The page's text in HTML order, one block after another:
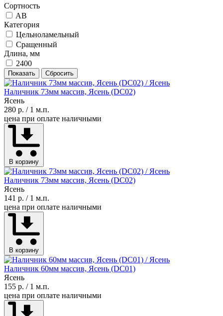
Сортность
AB
Категория
Цельноламельный
Сращенный
Длина, мм
2400
Показать Сбросить
Наличник 73мм массив, Ясень (DC02)
Ясень
280 р. / 1 м.п.
цена при оплате наличными
В корзину
Наличник 73мм массив, Ясень (DC02)
Ясень
141 р. / 1 м.п.
цена при оплате наличными
В корзину
Наличник 60мм массив, Ясень (DC01)
Ясень
155 р. / 1 м.п.
цена при оплате наличными